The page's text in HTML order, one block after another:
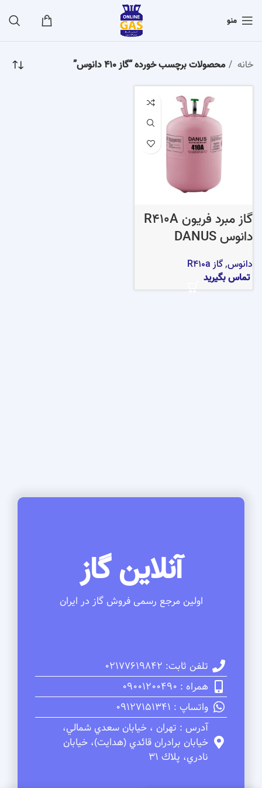
منو
خانه محصولات برچسب خورده “گاز 410 دانوس”
گاز مبرد فریون R410A
دانوس DANUS
دانوس,گاز R410a
تماس بگیرید
آنلاین گاز
اولین مرجع رسمی فروش گاز در ایران
تلفن ثابت: 02177619842
همراه : 09001200490
واتساپ : 09127151341
آدرس : تهران ، خيابان سعدي شمالي،
خيابان برادران قائدي (هدايت)، خيابان
نادري، پلاك 31